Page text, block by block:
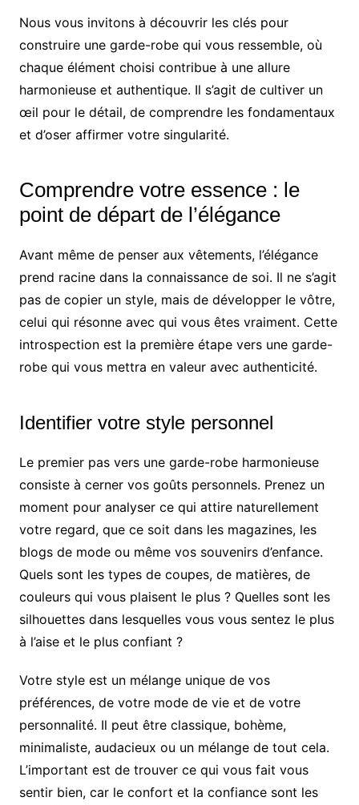
Nous vous invitons à découvrir les clés pour
construire une garde-robe qui vous ressemble, où
chaque élément choisi contribue à une allure
harmonieuse et authentique. Il s’agit de cultiver un
œil pour le détail, de comprendre les fondamentaux
et d’oser affirmer votre singularité.
Comprendre votre essence : le
point de départ de l’élégance
Avant même de penser aux vêtements, l’élégance
prend racine dans la connaissance de soi. Il ne s’agit
pas de copier un style, mais de développer le vôtre,
celui qui résonne avec qui vous êtes vraiment. Cette
introspection est la première étape vers une garde-
robe qui vous mettra en valeur avec authenticité.
Identifier votre style personnel
Le premier pas vers une garde-robe harmonieuse
consiste à cerner vos goûts personnels. Prenez un
moment pour analyser ce qui attire naturellement
votre regard, que ce soit dans les magazines, les
blogs de mode ou même vos souvenirs d’enfance.
Quels sont les types de coupes, de matières, de
couleurs qui vous plaisent le plus ? Quelles sont les
silhouettes dans lesquelles vous vous sentez le plus
à l’aise et le plus confiant ?
Votre style est un mélange unique de vos
préférences, de votre mode de vie et de votre
personnalité. Il peut être classique, bohème,
minimaliste, audacieux ou un mélange de tout cela.
L’important est de trouver ce qui vous fait vous
sentir bien, car le confort et la confiance sont les